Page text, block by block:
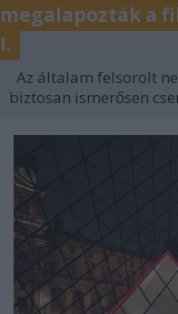
megalapozták a
I.
Az általam felsorolt
biztosan ismerősen